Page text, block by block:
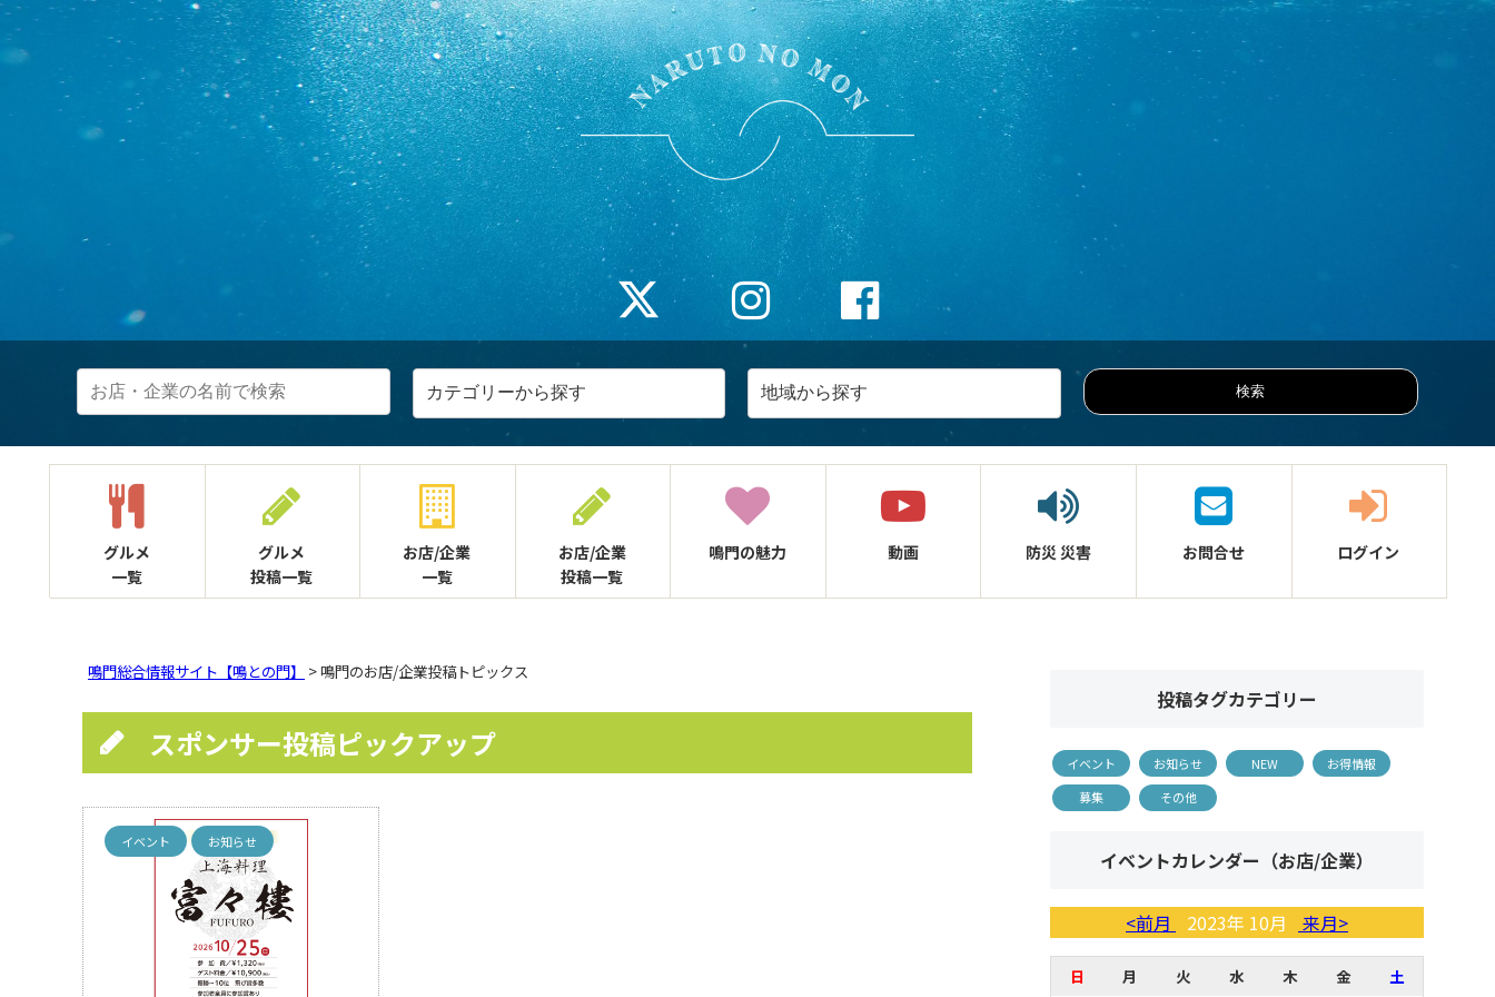
グルメ
一覧
グルメ
投稿一覧
お店/企業
一覧
お店/企業
投稿一覧
鳴門の魅力 動画 防災災害 お問合せ ログイン
鳴門総合情報サイト【鳴との門】 > 鳴門のお店/企業投稿トピックス
スポンサー投稿ピックアップ
イベント お知らせ
投稿タグカテゴリー
イベント お知らせ NEW
お得情報
募集
その他
イベントカレンダー（お店/企業）
<前月 2023年 10月 来月>
日 月 火 水 木 金
土